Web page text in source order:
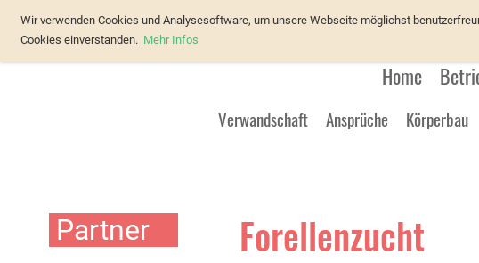
Wir verwenden Cookies und Analysesoftware, um unsere Webseite möglichst
Cookies einverstanden. Mehr Infos
Verband Österreichischer Forellenzüchter
Home
Verwandschaft Ansprüche Körperbau
Partner Forellenzucht